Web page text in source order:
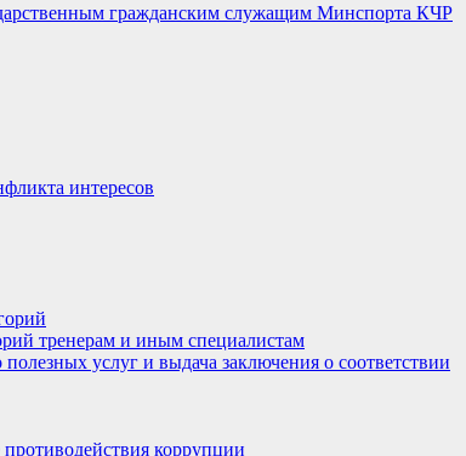
гражданским служащим Минспорта КЧР
интересов
тренерам и иным специалистам
услуг и выдача заключения о соответствии
коррупции